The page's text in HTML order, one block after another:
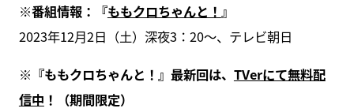
※番組情報：『ももクロちゃんと！ 』
2023年12月2日（土）深夜3：20～、テレビ朝日
※『ももクロちゃんと！』最新回は、 TVerにて無料配
信中 ！（期間限定）